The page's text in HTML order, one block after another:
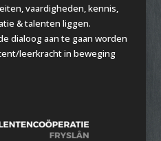
vaardigheden, kennis,
& talenten liggen.
dialoog aan te gaan worden
leerkracht in beweging